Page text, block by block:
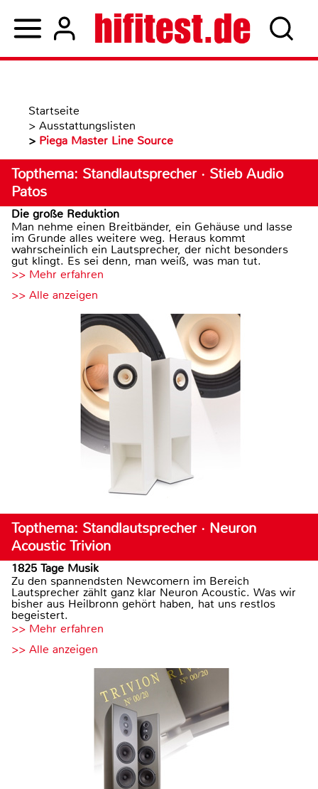
Startseite
> Ausstattungslisten
> Piega Master Line Source
Topthema: Standlautsprecher · Stieb Audio
Patos
Die große Reduktion
Man nehme einen Breitbänder, ein Gehäuse und lasse
im Grunde alles weitere weg. Heraus kommt
wahrscheinlich ein Lautsprecher, der nicht besonders
gut klingt. Es sei denn, man weiß, was man tut.
>> Mehr erfahren
>> Alle anzeigen
Topthema: Standlautsprecher · Neuron
Acoustic Trivion
1825 Tage Musik
Zu den spannendsten Newcomern im Bereich
Lautsprecher zählt ganz klar Neuron Acoustic. Was wir
bisher aus Heilbronn gehört haben, hat uns restlos
begeistert.
>> Mehr erfahren
>> Alle anzeigen